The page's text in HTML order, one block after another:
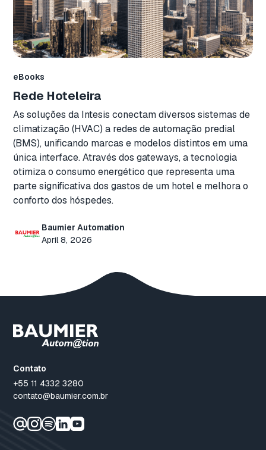
eBooks
Rede Hoteleira
As soluções da Intesis conectam diversos sistemas de
climatização (HVAC) a redes de automação predial
(BMS), unificando marcas e modelos distintos em uma
única interface. Através dos gateways, a tecnologia
otimiza o consumo energético que representa uma
parte significativa dos gastos de um hotel e melhora o
conforto dos hóspedes.
Baumier Automation
April 8, 2026
Contato
+55 11 4332 3280
contato@baumier.com.br